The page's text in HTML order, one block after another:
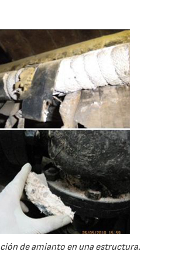
de amianto en una estructura.